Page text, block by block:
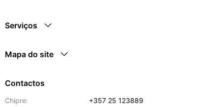
Serviços
Mapa do site
Contactos
Chipre:
+357 25 123889